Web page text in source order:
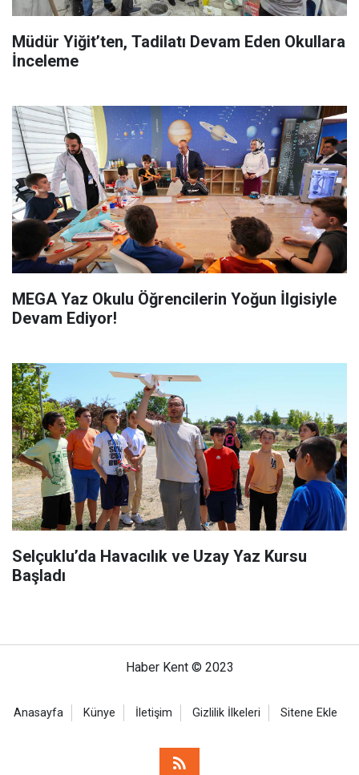
Müdür Yiğit’ten, Tadilatı Devam Eden Okullara
İnceleme
MEGA Yaz Okulu Öğrencilerin Yoğun İlgisiyle
Devam Ediyor!
Selçuklu’da Havacılık ve Uzay Yaz Kursu
Başladı
Haber Kent © 2023
Anasayfa Künye İletişim Gizlilik İlkeleri Sitene Ekle